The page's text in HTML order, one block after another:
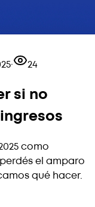
· 24
si no
como
el amparo
qué hacer.